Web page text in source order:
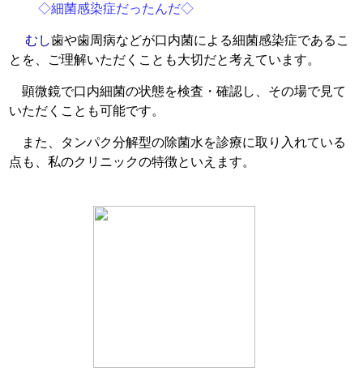
◇細菌感染症だったんだ◇
むし歯や歯周病などが口内菌による細菌感染症であるこ
とを、ご理解いただくことも大切だと考えています。
顕微鏡で口内細菌の状態を検査・確認し、その場で見て
いただくことも可能です。
また、タンパク分解型の除菌水を診療に取り入れている
点も、私のクリニックの特徴といえます。